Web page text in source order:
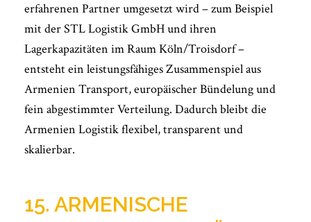
erfahrenen Partner umgesetzt wird – zum Beispiel
mit der STL Logistik GmbH und ihren
Lagerkapazitäten im Raum Köln/Troisdorf –
entsteht ein leistungsfähiges Zusammenspiel aus
Armenien Transport, europäischer Bündelung und
fein abgestimmter Verteilung. Dadurch bleibt die
Armenien Logistik flexibel, transparent und
skalierbar.
15. ARMENISCHE